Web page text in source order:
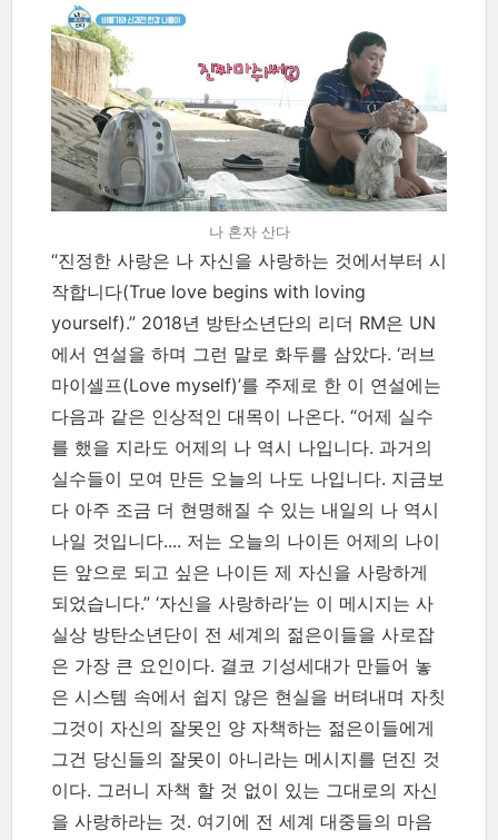
나 혼자 산다
“진정한 사랑은 나 자신을 사랑하는 것에서부터 시
작합니다(True love begins with loving
yourself).” 2018년 방탄소년단의 리더 RM은 UN
에서 연설을 하며 그런 말로 화두를 삼았다. ‘러브
마이셀프(Love myself)’를 주제로 한 이 연설에는
다음과 같은 인상적인 대목이 나온다. “어제 실수
를 했을 지라도 어제의 나 역시 나입니다. 과거의
실수들이 모여 만든 오늘의 나도 나입니다. 지금보
다 아주 조금 더 현명해질 수 있는 내일의 나 역시
나일 것입니다.... 저는 오늘의 나이든 어제의 나이
든 앞으로 되고 싶은 나이든 제 자신을 사랑하게
되었습니다.” ‘자신을 사랑하라’는 이 메시지는 사
실상 방탄소년단이 전 세계의 젊은이들을 사로잡
은 가장 큰 요인이다. 결코 기성세대가 만들어 놓
은 시스템 속에서 쉽지 않은 현실을 버텨내며 자칫
그것이 자신의 잘못인 양 자책하는 젊은이들에게
그건 당신들의 잘못이 아니라는 메시지를 던진 것
이다. 그러니 자책 할 것 없이 있는 그대로의 자신
을 사랑하라는 것. 여기에 전 세계 대중들의 마음